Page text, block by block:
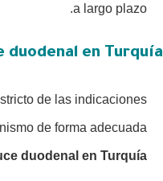
a largo plazo.
duodenal en Turquía
de las indicaciones
de forma adecuada
duodenal en Turquía